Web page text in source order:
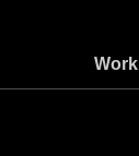
Work